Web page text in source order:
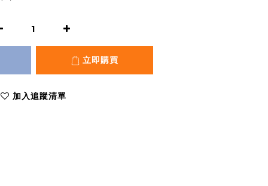
立即購買
加入追蹤清單